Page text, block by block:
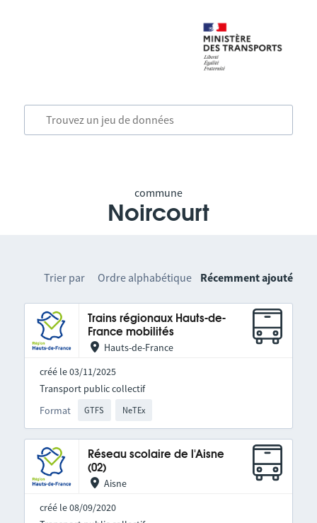
commune
Noircourt
Trier par Ordre alphabétique Récemment ajouté
Trains régionaux Hauts-de-
France mobilités
Hauts-de-France
créé le 03/11/2025
Format GTFS NeTEx
Transport public collectif
Réseau scolaire de l'Aisne
(02)
Aisne
créé le 08/09/2020